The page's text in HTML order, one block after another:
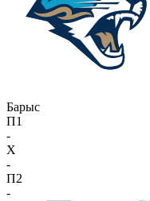
Барыс
П1
-
X
-
П2
-